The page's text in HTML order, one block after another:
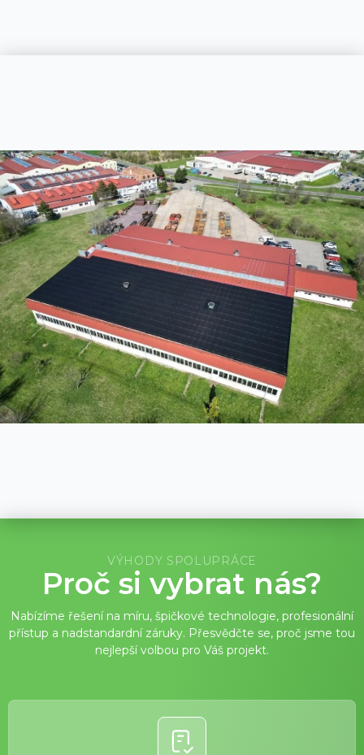
Showroom
Společnost
E-shop
Klientský portál
VÝHODY SPOLUPRÁCE
Proč si vybrat nás?
Nabízíme řešení na míru, špičkové technologie, profesionální
přístup a nadstandardní záruky. Přesvědčte se, proč jsme tou
nejlepší volbou pro Váš projekt.